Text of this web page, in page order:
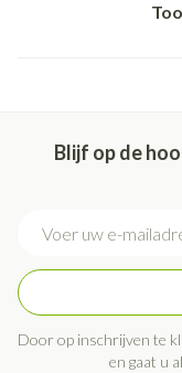
Blijf op de
Door op inschrijven te
en gaat u